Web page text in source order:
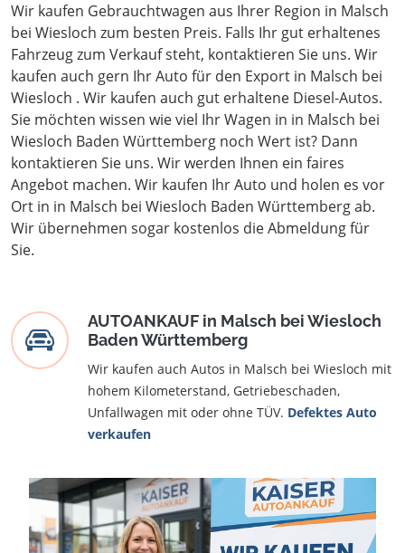
Wir kaufen Gebrauchtwagen aus Ihrer Region in Malsch
bei Wiesloch zum besten Preis. Falls Ihr gut erhaltenes
Fahrzeug zum Verkauf steht, kontaktieren Sie uns. Wir
kaufen auch gern Ihr Auto für den Export in Malsch bei
Wiesloch . Wir kaufen auch gut erhaltene Diesel-Autos.
Sie möchten wissen wie viel Ihr Wagen in in Malsch bei
Wiesloch Baden Württemberg noch Wert ist? Dann
kontaktieren Sie uns. Wir werden Ihnen ein faires
Angebot machen. Wir kaufen Ihr Auto und holen es vor
Ort in in Malsch bei Wiesloch Baden Württemberg ab.
Wir übernehmen sogar kostenlos die Abmeldung für
Sie.
AUTOANKAUF in Malsch bei Wiesloch
Baden Württemberg
Wir kaufen auch Autos in Malsch bei Wiesloch mit
hohem Kilometerstand, Getriebeschaden,
Unfallwagen mit oder ohne TÜV. Defektes Auto
verkaufen